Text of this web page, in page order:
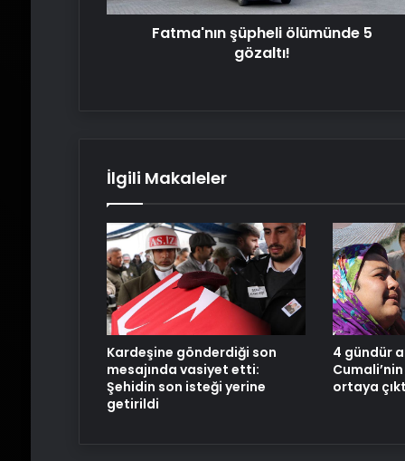
Fatma'nın şüpheli ölümünde 5
gözaltı!
İlgili Makaleler
Kardeşine gönderdiği son
mesajında vasiyet etti:
Şehidin son isteği yerine
getirildi
4 gündür
ortaya